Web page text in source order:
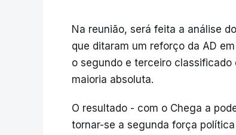
Na reunião, será feita a análise
que ditaram um reforço da AD
o segundo e terceiro
maioria absoluta.
O resultado - com o Chega a
tornar-se a segunda força